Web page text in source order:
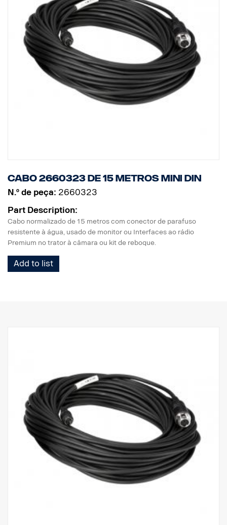
Cabo 2660323 de 15 metros MINI DIN
N.º de peça: 2660323
Part Description:
Cabo normalizado de 15 metros com conector de parafuso
resistente à água, usado de monitor ou Interfaces ao rádio
Premium no trator à câmara ou kit de reboque.
Add to list